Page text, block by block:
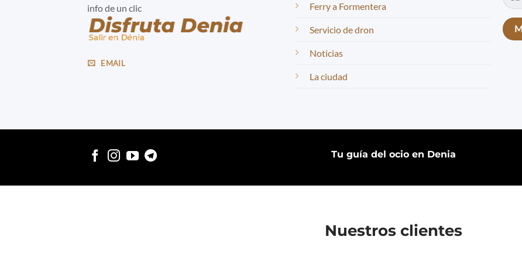
info de un clic
EMAIL
Ferry a Formentera
Servicio de dron
Noticias
La ciudad
Tu guía del ocio en Denia
Nuestros clientes